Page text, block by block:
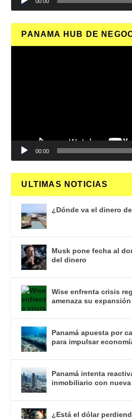
PANAMA HUB DE
00:00
ULTIMAS NOTICIAS
¿Dónde va el dinero
Musk pone fecha al
del dinero
Wise enfrenta crisis
amenaza su
Panamá apuesta por
para impulsar
Panamá intenta
inmobiliario con
¿Está el dólar